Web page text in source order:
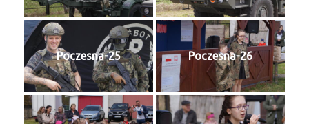
Poczesna-25 Poczesna-26